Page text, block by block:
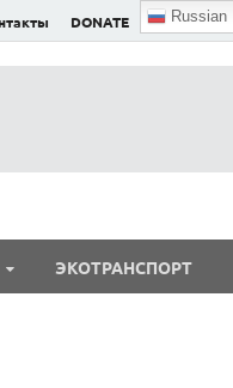
DONATE Russian
ЭКОТРАНСПОРТ